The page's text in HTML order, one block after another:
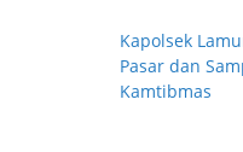
Kapolsek
Pasar dan
Kamtibmas